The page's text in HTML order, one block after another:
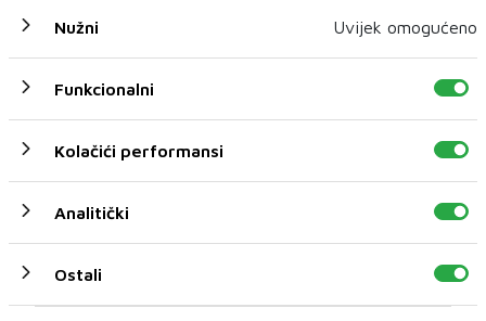
Kako vježbati sa svojim psom
Nužni Uvijek omogućeno
Funkcionalni
Kolačići performansi
Analitički
Ostali
3 h 29 min